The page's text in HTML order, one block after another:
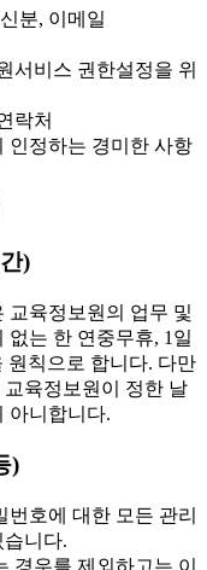
분, 이메일
서비스 권한설정을 위
락처
정하는 경미한 사항
)
교육정보원의 업무 및
없는 한 연중무휴, 1일
원칙으로 합니다. 다만
육정보원이 정한 날
아니합니다.
)
호에 대한 모든 관리
니다.
우를 제외하고는 이